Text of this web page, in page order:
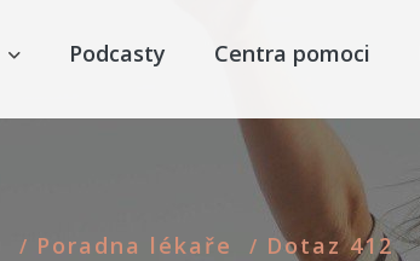
Podcasty Centra pomoci
/ Poradna lékaře / Dotaz 412